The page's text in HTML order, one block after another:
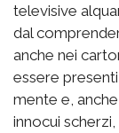
televisive
dal
anche nei
essere
mente e,
innocui